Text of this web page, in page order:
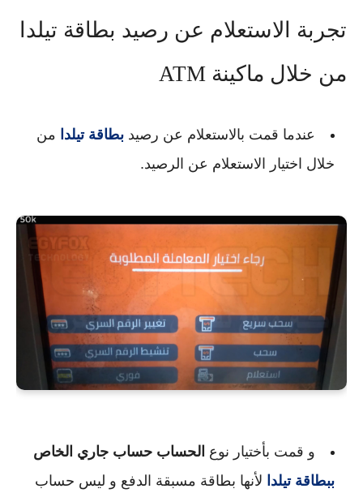
تجربة الاستعلام عن رصيد بطاقة تيلدا
من خلال ماكينة ATM
عندما قمت بالاستعلام عن رصيد بطاقة تيلدا من
خلال اختيار الاستعلام عن الرصيد.
و قمت بأختيار نوع الحساب حساب جاري الخاص
ببطاقة تيلدا لأنها بطاقة مسبقة الدفع و ليس حساب